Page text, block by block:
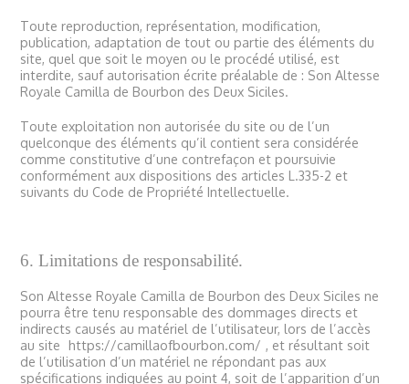
Toute reproduction, représentation, modification,
publication, adaptation de tout ou partie des éléments du
site, quel que soit le moyen ou le procédé utilisé, est
interdite, sauf autorisation écrite préalable de : Son Altesse
Royale Camilla de Bourbon des Deux Siciles.
Toute exploitation non autorisée du site ou de l’un
quelconque des éléments qu’il contient sera considérée
comme constitutive d’une contrefaçon et poursuivie
conformément aux dispositions des articles L.335-2 et
suivants du Code de Propriété Intellectuelle.
6. Limitations de responsabilité.
Son Altesse Royale Camilla de Bourbon des Deux Siciles ne
pourra être tenu responsable des dommages directs et
indirects causés au matériel de l’utilisateur, lors de l’accès
au site
https://camillaofbourbon.com/ , et résultant soit
de l’utilisation d’un matériel ne répondant pas aux
spécifications indiquées au point 4, soit de l’apparition d’un